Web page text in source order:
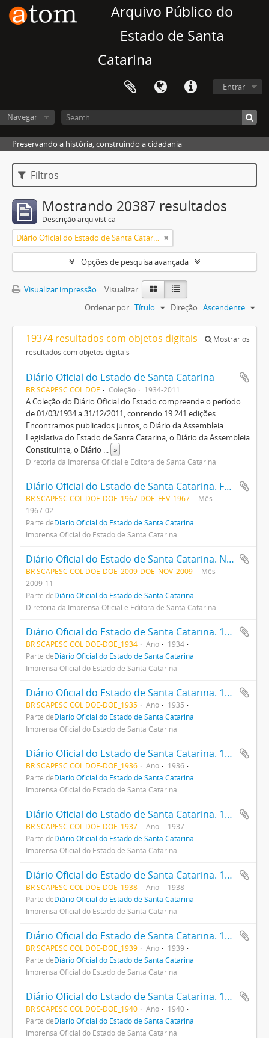
Arquivo Público do
Estado de Santa
Catarina
Entrar
Navegar
Preservando a história, construindo a cidadania
Filtros
Mostrando 20387 resultados
Descrição arquivística
Diário Oficial do Estado de Santa Catarina
Opções de pesquisa avançada
Visualizar impressão
Visualizar:
Ordenar por: Título Direção: Ascendente
19374 resultados com objetos digitais
Mostrar os
resultados com objetos digitais
Diário Oficial do Estado de Santa Catarina
BR SCAPESC COL DOE Coleção 1934-2011
A Coleção do Diário Oficial do Estado compreende o período
de 01/03/1934 a 31/12/2011, contendo 19.241 edições.
Encontramos publicados juntos, o Diário da Assembleia
Legislativa do Estado de Santa Catarina, o Diário da Assembleia
Constituinte, o Diário ... »
Diretoria da Imprensa Oficial e Editora de Santa Catarina
Diário Oficial do Estado de Santa Catarina. Fevereiro de 1967
BR SCAPESC COL DOE-DOE_1967-DOE_FEV_1967
Mês
1967-02
Parte deDiário Oficial do Estado de Santa Catarina
Imprensa Oficial do Estado de Santa Catarina
Diário Oficial do Estado de Santa Catarina. Novembro de 2009
BR SCAPESC COL DOE-DOE_2009-DOE_NOV_2009
Mês
2009-11
Parte deDiário Oficial do Estado de Santa Catarina
Diretoria da Imprensa Oficial e Editora de Santa Catarina
Diário Oficial do Estado de Santa Catarina. 1934
BR SCAPESC COL DOE-DOE_1934 Ano
1934
Parte deDiário Oficial do Estado de Santa Catarina
Imprensa Oficial do Estado de Santa Catarina
Diário Oficial do Estado de Santa Catarina. 1935
BR SCAPESC COL DOE-DOE_1935 Ano
1935
Parte deDiário Oficial do Estado de Santa Catarina
Imprensa Oficial do Estado de Santa Catarina
Diário Oficial do Estado de Santa Catarina. 1936
BR SCAPESC COL DOE-DOE_1936 Ano
1936
Parte deDiário Oficial do Estado de Santa Catarina
Imprensa Oficial do Estado de Santa Catarina
Diário Oficial do Estado de Santa Catarina. 1937
BR SCAPESC COL DOE-DOE_1937 Ano
1937
Parte deDiário Oficial do Estado de Santa Catarina
Imprensa Oficial do Estado de Santa Catarina
Diário Oficial do Estado de Santa Catarina. 1938
BR SCAPESC COL DOE-DOE_1938 Ano
1938
Parte deDiário Oficial do Estado de Santa Catarina
Imprensa Oficial do Estado de Santa Catarina
Diário Oficial do Estado de Santa Catarina. 1939
BR SCAPESC COL DOE-DOE_1939 Ano
1939
Parte deDiário Oficial do Estado de Santa Catarina
Imprensa Oficial do Estado de Santa Catarina
Diário Oficial do Estado de Santa Catarina. 1940
BR SCAPESC COL DOE-DOE_1940 Ano
1940
Parte deDiário Oficial do Estado de Santa Catarina
Imprensa Oficial do Estado de Santa Catarina